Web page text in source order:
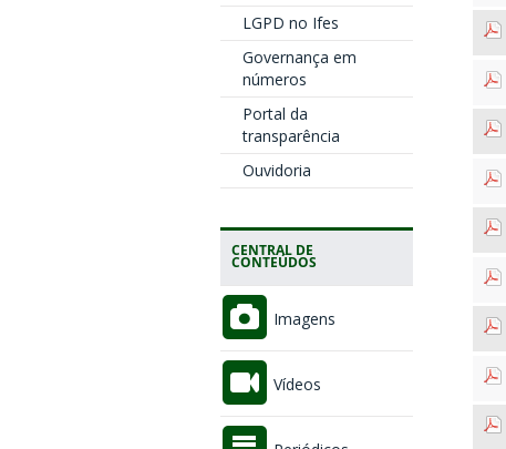
LGPD no Ifes
Governança em
números
Portal da
transparência
Ouvidoria
CENTRAL DE
CONTEÚDOS
Imagens
Vídeos